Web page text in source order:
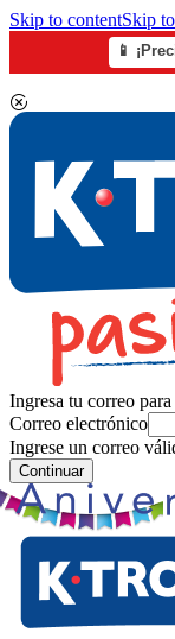
Skip to contentSkip
📱
Ingresa tu correo
Correo electrónico
Ingrese un correo
Continuar